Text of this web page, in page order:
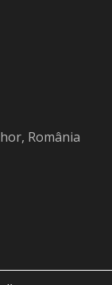
România